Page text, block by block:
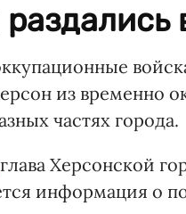
из временно
частях города.
глава Херсонской
информация о